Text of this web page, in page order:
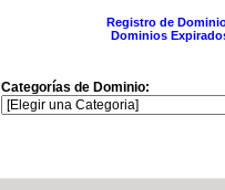
Registro de
Dominios
Categorías de Dominio: